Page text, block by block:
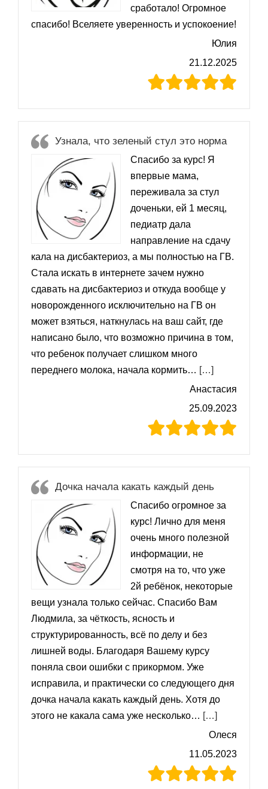
сработало! Огромное
спасибо! Вселяете уверенность и успокоение!
Юлия
21.12.2025
Узнала, что зеленый стул это норма
Спасибо за курс! Я
впервые мама,
переживала за стул
доченьки, ей 1 месяц,
педиатр дала
направление на сдачу
кала на дисбактериоз, а мы полностью на ГВ.
Стала искать в интернете зачем нужно
сдавать на дисбактериоз и откуда вообще у
новорожденного исключительно на ГВ он
может взяться, наткнулась на ваш сайт, где
написано было, что возможно причина в том,
что ребенок получает слишком много
переднего молока, начала кормить… […]«Узнала,
Анастасия
25.09.2023
Дочка начала какать каждый день
Спасибо огромное за
курс! Лично для меня
очень много полезной
информации, не
смотря на то, что уже
2й ребёнок, некоторые
вещи узнала только сейчас. Спасибо Вам
Людмила, за чёткость, ясность и
структурированность, всё по делу и без
лишней воды. Благодаря Вашему курсу
поняла свои ошибки с прикормом. Уже
исправила, и практически со следующего дня
дочка начала какать каждый день. Хотя до
этого не какала сама уже несколько… […]«Дочка
Олеся
11.05.2023